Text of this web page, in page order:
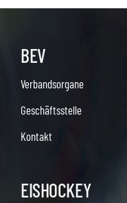
BEV
Verbandsorgane
Geschäftsstelle
Kontakt
EISHOCKEY